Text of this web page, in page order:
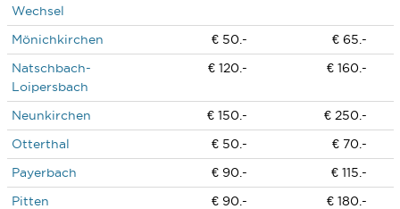
Wechsel
Mönichkirchen € 50.-
€ 65.-
Natschbach-
Loipersbach
€ 120.- € 160.-
Neunkirchen € 150.-
€ 250.-
Otterthal
€ 50.-
€ 70.-
Payerbach
€ 90.-
€ 115.-
Pitten
€ 90.-
€ 180.-